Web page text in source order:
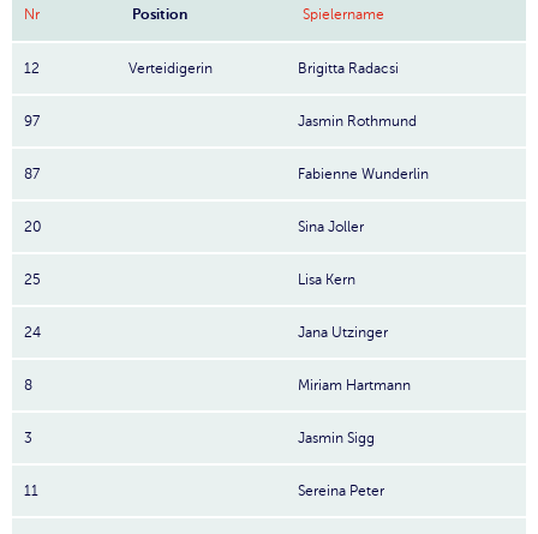
Nr Position Spielername
12 Verteidigerin Brigitta Radacsi
97 Jasmin Rothmund
87 Fabienne Wunderlin
20 Sina Joller
25 Lisa Kern
24 Jana Utzinger
8 Miriam Hartmann
3 Jasmin Sigg
11 Sereina Peter